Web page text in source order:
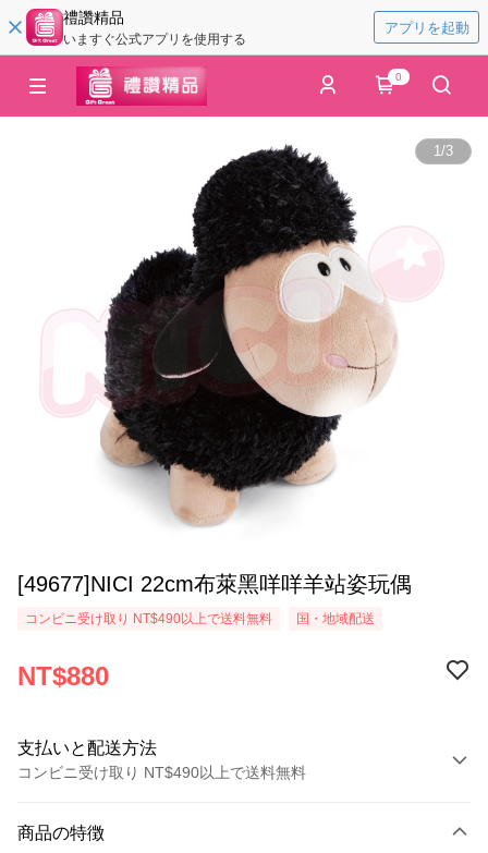
禮讚精品
いますぐ公式アプリを使用する
アプリを起動
0
1/3
[49677]NICI 22cm布萊黑咩咩羊站姿玩偶
コンビニ受け取り NT$490以上で送料無料 国・地域配送
NT$880
支払いと配送方法
コンビニ受け取り NT$490以上で送料無料
クレジットカード1回払い
商品の特徴